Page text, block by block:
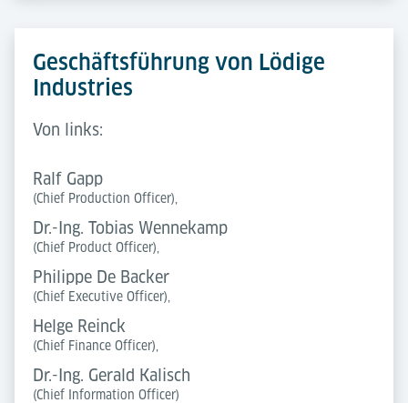
Geschäftsführung von Lödige
Industries
Von links:
Ralf Gapp
(Chief Production Officer),
Dr.-Ing. Tobias Wennekamp
(Chief Product Officer),
Philippe De Backer
(Chief Executive Officer),
Helge Reinck
(Chief Finance Officer),
Dr.-Ing. Gerald Kalisch
(Chief Information Officer)